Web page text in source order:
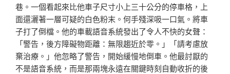
巷。一個看起來比他車子尺寸小上三十公分的停車格，上
面還灑著一層可疑的白色粉末。何手殘深吸一口氣。將車
子打了倒檔。他的車載語音系統發出了令人不快的女聲：
「警告，後方障礙物距離：無限趨近於零。」「請考慮放
棄治療。」他忽略了警告，開始緩慢地倒車。他最討厭的
不是語音系統，而是那兩塊永遠在關鍵時刻自動收折的後